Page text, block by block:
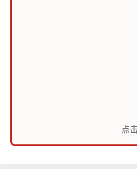
点